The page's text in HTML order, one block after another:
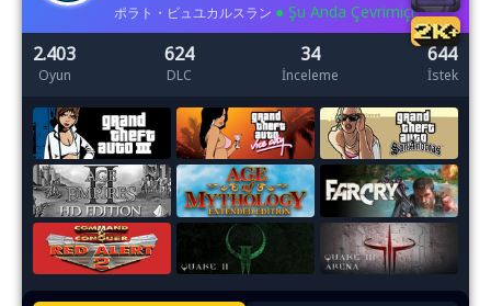
ポラト・ビュユカルスラン ● Şu Anda Çevrimiçi
2.403
Oyun
624
DLC
34
İnceleme
644
İstek